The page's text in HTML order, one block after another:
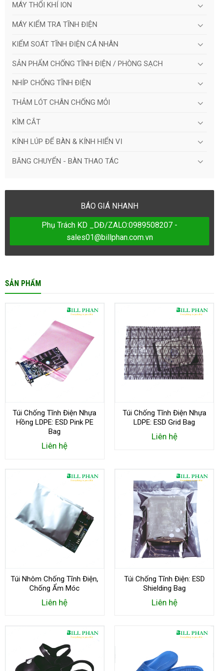
MÁY THỔI KHÍ ION
MÁY KIỂM TRA TĨNH ĐIỆN
KIỂM SOÁT TĨNH ĐIỆN CÁ NHÂN
SẢN PHẨM CHỐNG TĨNH ĐIỆN / PHÒNG SẠCH
NHÍP CHỐNG TĨNH ĐIỆN
THẢM LÓT CHÂN CHỐNG MỎI
KÌM CẮT
KÍNH LÚP ĐỂ BÀN & KÍNH HIỂN VI
BĂNG CHUYỂN - BÀN THAO TÁC
BÁO GIÁ NHANH
Phụ Trách KD _DĐ/ZALO:0989508207 -
sales01@billphan.com.vn
SẢN PHẨM
Túi Chống Tĩnh Điện Nhựa
Hồng LDPE: ESD Pink PE
Bag
Liên hệ
Túi Chống Tĩnh Điện Nhựa
LDPE: ESD Grid Bag
Liên hệ
Túi Nhôm Chống Tĩnh Điện,
Chống Ẩm Móc
Liên hệ
Túi Chống Tĩnh Điện: ESD
Shielding Bag
Liên hệ